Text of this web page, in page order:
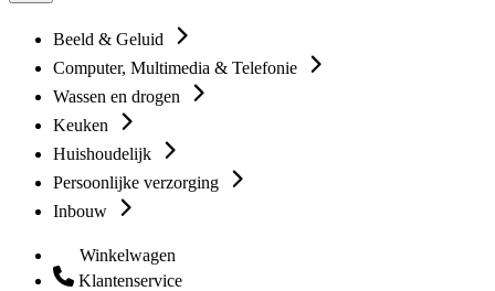
Beeld & Geluid
Computer, Multimedia & Telefonie
Wassen en drogen
Keuken
Huishoudelijk
Persoonlijke verzorging
Inbouw
Winkelwagen
Klantenservice